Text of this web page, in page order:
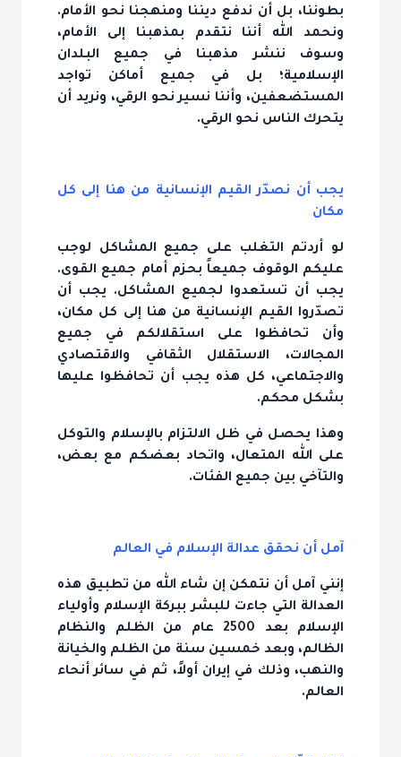
بطوننا، بل أن ندفع ديننا ومنهجنا نحو الأمام.
ونحمد الله أننا نتقدم بمذهبنا إلى الأمام،
وسوف ننشر مذهبنا في جميع البلدان
الإسلامية؛ بل في جميع أماكن تواجد
المستضعفين، وأننا نسير نحو الرقي، ونريد أن
يتحرك الناس نحو الرقي.
يجب أن نصدّر القيم الإنسانية من هنا إلى كل
مكان
لو أردتم التغلب على جميع المشاكل لوجب
عليكم الوقوف جميعاً بحزم أمام جميع القوى.
يجب أن تستعدوا لجميع المشاكل. يجب أن
تصدّروا القيم الإنسانية من هنا إلى كل مكان،
وأن تحافظوا على استقلالكم في جميع
المجالات، الاستقلال الثقافي والاقتصادي
والاجتماعي، كل هذه يجب أن تحافظوا عليها
بشكل محكم.
وهذا يحصل في ظل الالتزام بالإسلام والتوكل
على الله المتعال، واتحاد بعضكم مع بعض،
والتآخي بين جميع الفئات.
آمل أن نحقق عدالة الإسلام في العالم
إنني آمل أن نتمكن إن شاء الله من تطبيق هذه
العدالة التي جاءت للبشر ببركة الإسلام وأولياء
الإسلام بعد 2500 عام من الظلم والنظام
الظالم، وبعد خمسين سنة من الظلم والخيانة
والنهب، وذلك في إيران أولاً، ثم في سائر أنحاء
العالم.